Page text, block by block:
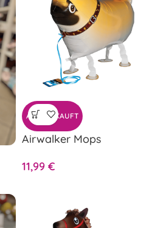
AUSVERKAUFT
Airwalker Mops
11,99 €